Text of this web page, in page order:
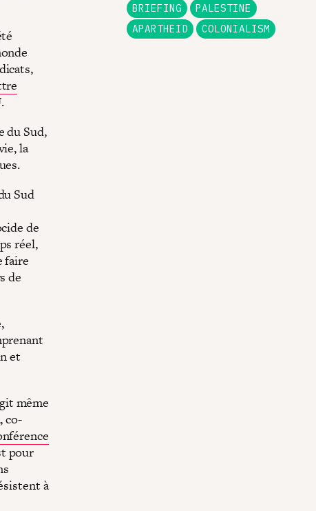
du Sud,
la
Sud
de
réel,
faire
de
et
même
co-
pour
à
BRIEFING
PALESTINE
APARTHEID
COLONIALISM